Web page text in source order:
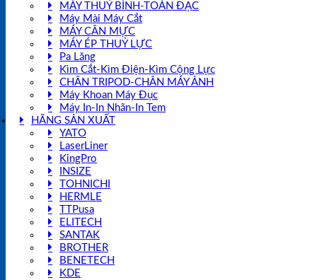
MÁY THUỶ BÌNH-TOÀN ĐẠC
Máy Mài Máy Cắt
MÁY CÂN MỰC
MÁY ÉP THUỶ LỰC
Pa Lăng
Kìm Cắt-Kìm Điện-Kìm Cộng Lực
CHÂN TRIPOD-CHÂN MÁY ẢNH
Máy Khoan Máy Đục
Máy In-In Nhãn-In Tem
HÃNG SẢN XUẤT
YATO
LaserLiner
KingPro
INSIZE
TOHNICHI
HERMLE
TTPusa
ELITECH
SANTAK
BROTHER
BENETECH
KDE